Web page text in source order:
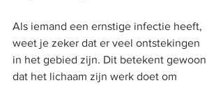
Als iemand een ernstige infectie heeft,
weet je zeker dat er veel ontstekingen
in het gebied zijn. Dit betekent gewoon
dat het lichaam zijn werk doet om